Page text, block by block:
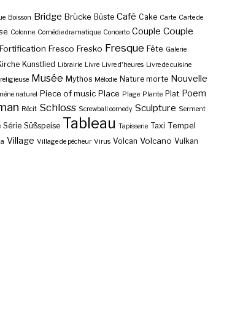
Boisson Bridge Brücke Büste Café Cake Carte Carte de
Colonne Comédie dramatique Concerto Couple Couple
Fortification Fresco Fresko Fresque Fête Galerie
Kunstlied Librairie Livre Livre d'heures Livre de cuisine
Musée Mythos Mélodie Nature morte Nouvelle
naturel Piece of music Place Plage Plante Plat Poem
Récit Schloss Screwball oomedy Sculpture Serment
Série Süßspeise Tableau Tapisserie Taxi Tempel
Village Village de pêcheur Virus Volcan Volcano Vulkan